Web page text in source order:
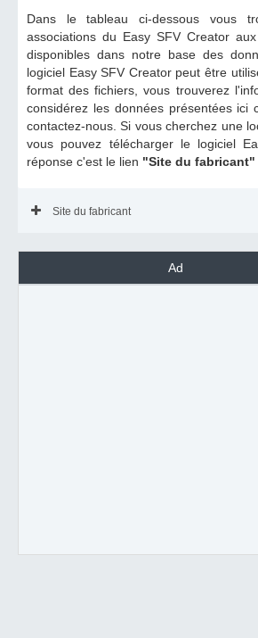
Dans le tableau ci-dessous vous
associations du Easy SFV Creator
disponibles dans notre base des
logiciel Easy SFV Creator peut être
format des fichiers, vous trouverez
considérez les données présentées ici
contactez-nous. Si vous cherchez une
vous pouvez télécharger le logiciel
réponse c'est le lien "Site du fabricant"
Site du fabricant
Ad